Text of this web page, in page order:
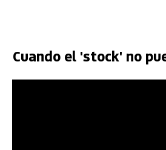
Cuando el 'stock' no